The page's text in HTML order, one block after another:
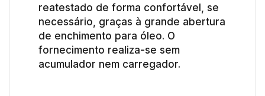
reatestado de forma confortável, se
necessário, graças à grande abertura
de enchimento para óleo. O
fornecimento realiza-se sem
acumulador nem carregador.